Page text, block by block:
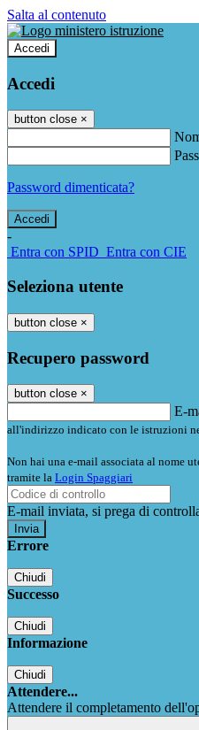
Salta al contenuto
Accedi
Accedi
button close ×
Password dimenticata?
-
Entra con SPID Entra con CIE
Seleziona utente
button close ×
Recupero password
button close ×
E-
all'indirizzo indicato con le istruzioni
Non hai una e-mail associata al nome
tramite la Login Spaggiari
E-mail inviata, si prega di
Errore
Chiudi
Successo
Chiudi
Informazione
Chiudi
Attendere...
Attendere il completamento